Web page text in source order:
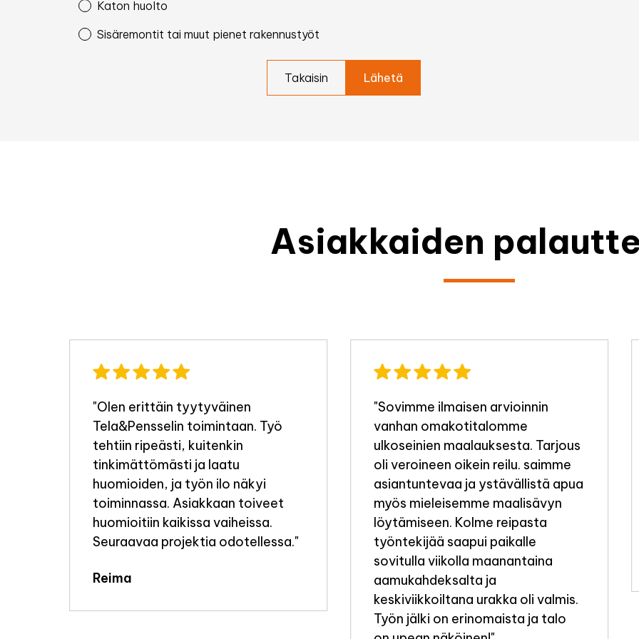
Katon huolto
Sisäremontit tai muut pienet rakennustyöt
Takaisin
Asiakkaiden
"Olen erittäin tyytyväinen
Tela&Pensselin toimintaan. Työ
tehtiin ripeästi, kuitenkin
tinkimättömästi ja laatu
huomioiden, ja työn ilo näkyi
toiminnassa. Asiakkaan toiveet
huomioitiin kaikissa vaiheissa.
Seuraavaa projektia odotellessa."
Reima
"Sovimme ilmaisen arvioinnin
vanhan omakotitalomme
ulkoseinien maalauksesta. Tarjous
oli veroineen oikein reilu. saimme
asiantuntevaa ja ystävällistä apua
myös mieleisemme maalisävyn
löytämiseen. Kolme reipasta
työntekijää saapui paikalle
sovitulla viikolla maanantaina
aamukahdeksalta ja
keskiviikkoiltana urakka oli valmis.
Työn jälki on erinomaista ja talo